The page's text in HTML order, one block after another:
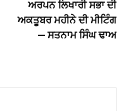
ਅਰਪਨ ਲਿਖਾਰੀ ਸਭਾ ਦੀ
ਅਕਤੂਬਰ ਮਹੀਨੇ ਦੀ ਮੀਟਿੰਗ
— ਸਤਨਾਮ ਸਿੰਘ ਢਾਅ